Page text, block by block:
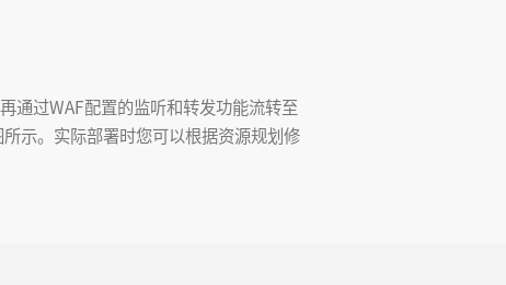
通过WAF配置的监听和转发功能流转至
示。实际部署时您可以根据资源规划修